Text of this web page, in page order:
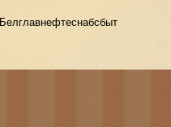
Белглавнефтеснабсбыт